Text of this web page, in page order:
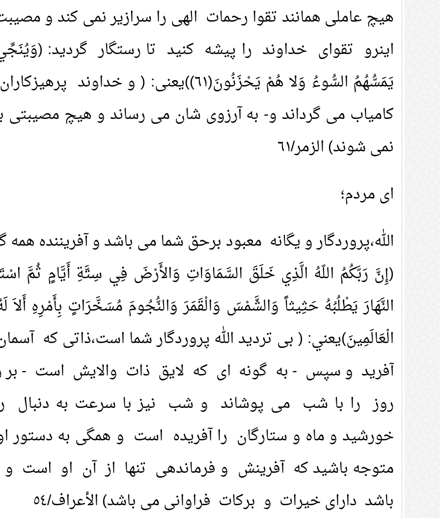
هیچ عاملی همانند تقوا رحمات الهی را سرازیر نمی کند و
اینرو تقوای خداوند را پیشه کنید تا رستگار گردید: (وَيُنَجِّي
يَمَسُّهُمُ السُّوءُ وَلا هُمْ يَحْزَنُونَ(٦١))يعنى: ( و
کامیاب می گرداند و- به آرزوی شان می رساند و هیچ مصیبتی
نمی شوند) الزمر/٦١
اى مردم؛
الله،پروردگار و یگانه معبود برحق شما می باشد و آفریننده
(إِنَّ رَبَّكُمُ اللّهُ الَّذِي خَلَقَ السَّمَاوَاتِ وَالأَرْضَ فِي سِتَّةِ أَيَّامٍ ثُمَّ
النَّهَارَ يَطْلُبُهُ حَثِيثاً وَالشَّمْسَ وَالْقَمَرَ وَالنُّجُومَ مُسَخَّرَاتٍ بِأَمْرِهِ أَلاَ
الْعَالَمِينَ)يعني: ( بی تردید الله پروردگار شما است،ذاتی که
آفرید و سپس - به گونه ای که لایق ذات والایش است - بر
روز را با شب می پوشاند و شب نیز با سرعت به دنبال
خورشید و ماه و ستارگان را آفریده است و همگی به دستور او
متوجه باشید که آفرینش و فرماندهی تنها از آن او است و
باشد دارای خیرات و برکات فراوانی می باشد) الأعراف/٥٤